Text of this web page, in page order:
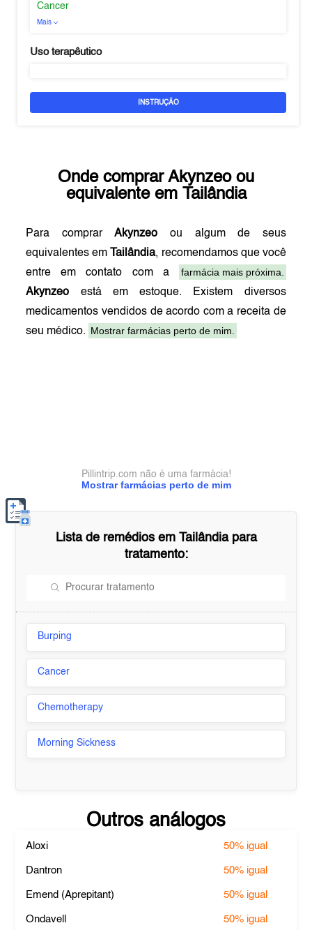
Cancer
Mais
Uso terapêutico
INSTRUÇÃO
Onde comprar Akynzeoou
equivalente em Tailândia
Para comprarAkynzeo ou algum de seus
equivalentes em
Tailândia, recomendamos que você
entre em contato com a
farmácia mais próxima.
Akynzeo está em estoque. Existem diversos
medicamentos vendidos de acordo com a receita de
seu médico. Mostrar farmácias perto de mim.
Mostrar farmácias perto de mim
Pillintrip.com não é uma farmácia!
Lista de remédios em Tailândiapara
tratamento:
Burping
Cancer
Chemotherapy
Morning Sickness
Outros análogos
Aloxi 50% igual
Dantron 50% igual
Emend (Aprepitant) 50% igual
Ondavell 50% igual